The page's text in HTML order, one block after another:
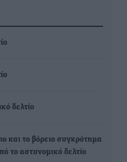
δελτίο
και το βόρειο συγκρότημα
το αστυνομικό δελτίο